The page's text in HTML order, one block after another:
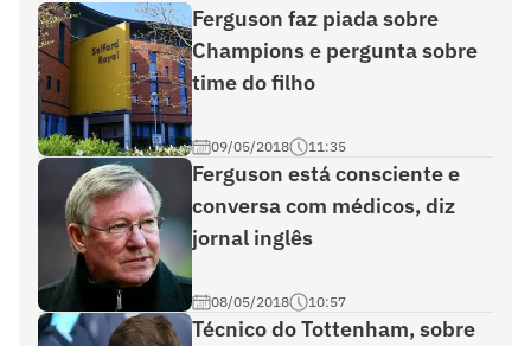
Ferguson faz piada sobre
Champions e pergunta sobre
time do filho
09/05/2018 11:35
Ferguson está consciente e
conversa com médicos, diz
jornal inglês
08/05/2018 10:57
Técnico do Tottenham, sobre